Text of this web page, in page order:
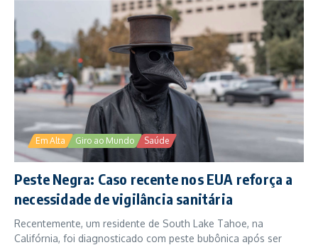
Em Alta Giro ao Mundo Saúde
Peste Negra: Caso recente nos EUA reforça a
necessidade de vigilância sanitária
Recentemente, um residente de South Lake Tahoe, na
Califórnia, foi diagnosticado com peste bubônica após ser